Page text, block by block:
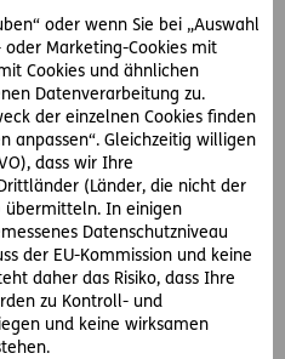
oder wenn Sie bei „Auswahl
Marketing-Cookies mit
Cookies und ähnlichen
Datenverarbeitung zu.
der einzelnen Cookies finden
anpassen“. Gleichzeitig willigen
dass wir Ihre
(Länder, die nicht der
übermitteln. In einigen
Datenschutzniveau
der EU-Kommission und keine
daher das Risiko, dass Ihre
zu Kontroll- und
und keine wirksamen
so wird
für Sie agieren und Sie
können nur beschränkt
Das Gesetz sieht vor,
behinderte Personen von
(wie Kinder, Ehegatten oder
werden können, aber
täglichen Lebens“ und
Invaliditätspension etc.